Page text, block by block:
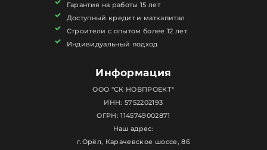
Гарантия на работы 15 лет
Доступный кредит и маткапитал
Строители с опытом более 12 лет
Индивидуальный подход
Информация
ООО "СК НОВПРОЕКТ"
ИНН: 5752202193
ОГРН: 1145749002871
Наш адрес:
г.Орёл, Карачевское шоссе, 86